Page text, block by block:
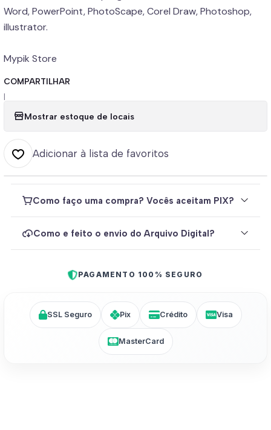
Word, PowerPoint, PhotoScape, Corel Draw, Photoshop,
illustrator.
Mypik Store
COMPARTILHAR
|
Mostrar estoque de locais
Adicionar à lista de favoritos
Como faço uma compra? Vocês aceitam PIX?
Como e feito o envio do Arquivo Digital?
PAGAMENTO 100% SEGURO
SSL Seguro Pix Crédito Visa
MasterCard